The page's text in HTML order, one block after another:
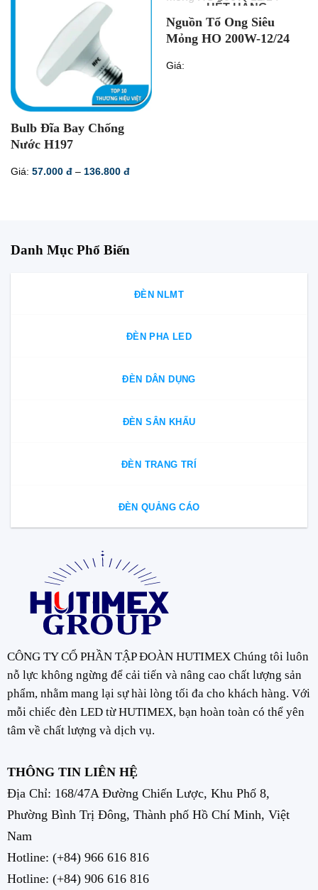
Bulb Đĩa Bay Chống
Nước H197
Giá: 57.000 đ – 136.800 đKhoảng
HẾT HÀNG
Nguồn Tổ Ong Siêu
Mỏng HO 200W-12/24
Giá:
Danh Mục Phổ Biến
ĐÈN NLMT
ĐÈN PHA LED
ĐÈN DÂN DỤNG
ĐÈN SÂN KHẤU
ĐÈN TRANG TRÍ
ĐÈN QUẢNG CÁO
CÔNG TY CỔ PHẦN TẬP ĐOÀN HUTIMEX Chúng tôi luôn
nỗ lực không ngừng để cải tiến và nâng cao chất lượng sản
phẩm, nhằm mang lại sự hài lòng tối đa cho khách hàng. Với
mỗi chiếc đèn LED từ HUTIMEX, bạn hoàn toàn có thể yên
tâm về chất lượng và dịch vụ.
THÔNG TIN LIÊN HỆ
Địa Chỉ: 168/47A Đường Chiến Lược, Khu Phố 8,
Phường Bình Trị Đông, Thành phố Hồ Chí Minh, Việt
Nam
Hotline: (+84) 966 616 816
Hotline: (+84) 906 616 816